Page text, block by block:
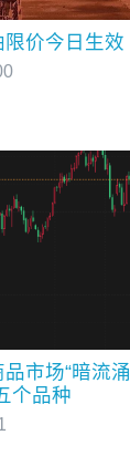
价今日生效
市场“暗流涌
个品种